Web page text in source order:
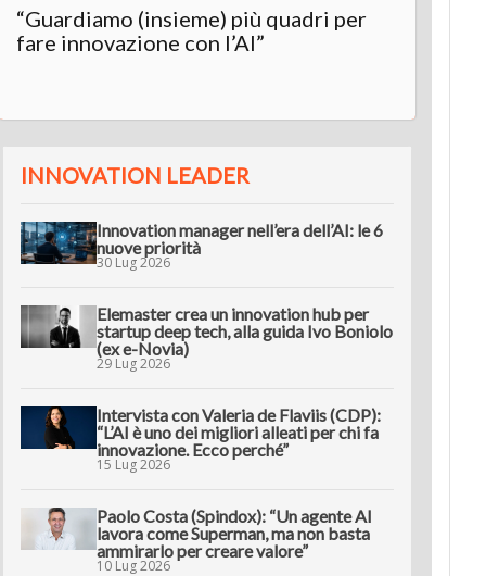
“Guardiamo (insieme) più quadri per
fare innovazione con l’AI”
INNOVATION LEADER
Innovation manager nell’era dell’AI: le 6
nuove priorità
30 Lug 2026
Elemaster crea un innovation hub per
startup deep tech, alla guida Ivo Boniolo
(ex e-Novia)
29 Lug 2026
Intervista con Valeria de Flaviis (CDP):
“L’AI è uno dei migliori alleati per chi fa
innovazione. Ecco perché”
15 Lug 2026
Paolo Costa (Spindox): “Un agente AI
lavora come Superman, ma non basta
ammirarlo per creare valore”
10 Lug 2026